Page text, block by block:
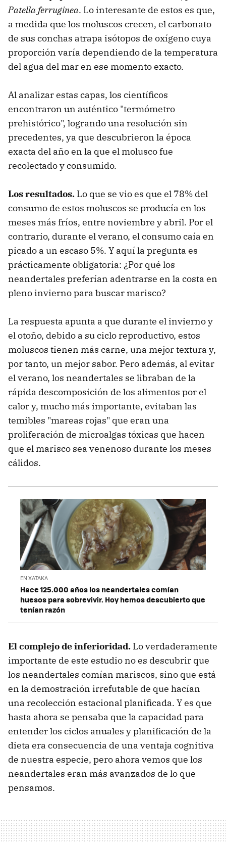
Patella ferruginea. Lo interesante de estos es que,
a medida que los moluscos crecen, el carbonato
de sus conchas atrapa isótopos de oxígeno cuya
proporción varía dependiendo de la temperatura
del agua del mar en ese momento exacto.
Al analizar estas capas, los científicos
encontraron un auténtico "termómetro
prehistórico", logrando una resolución sin
precedentes, ya que descubrieron la época
exacta del año en la que el molusco fue
recolectado y consumido.
Los resultados. Lo que se vio es que el 78% del
consumo de estos moluscos se producía en los
meses más fríos, entre noviembre y abril. Por el
contrario, durante el verano, el consumo caía en
picado a un escaso 5%. Y aquí la pregunta es
prácticamente obligatoria: ¿Por qué los
neandertales preferían adentrarse en la costa en
pleno invierno para buscar marisco?
La respuesta apunta a que durante el invierno y
el otoño, debido a su ciclo reproductivo, estos
moluscos tienen más carne, una mejor textura y,
por tanto, un mejor sabor. Pero además, al evitar
el verano, los neandertales se libraban de la
rápida descomposición de los alimentos por el
calor y, mucho más importante, evitaban las
temibles "mareas rojas" que eran una
proliferación de microalgas tóxicas que hacen
que el marisco sea venenoso durante los meses
cálidos.
EN XATAKA
Hace 125.000 años los neandertales comían
huesos para sobrevivir. Hoy hemos descubierto que
tenían razón
El complejo de inferioridad. Lo verdaderamente
importante de este estudio no es descubrir que
los neandertales comían mariscos, sino que está
en la demostración irrefutable de que hacían
una recolección estacional planificada. Y es que
hasta ahora se pensaba que la capacidad para
entender los ciclos anuales y planificación de la
dieta era consecuencia de una ventaja cognitiva
de nuestra especie, pero ahora vemos que los
neandertales eran más avanzados de lo que
pensamos.